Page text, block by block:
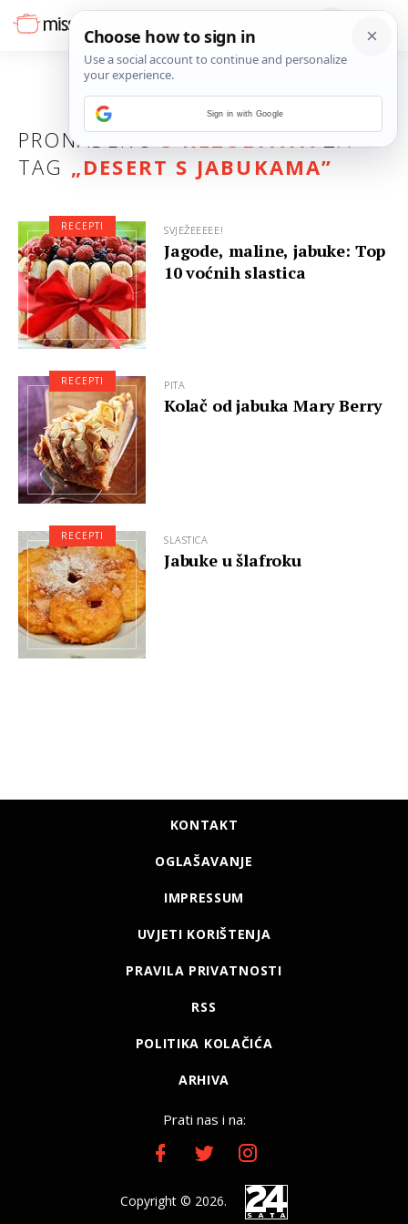
PRONAĐENO3 REZULTATAZA
TAG „DESERT S JABUKAMA”
SVJEŽEEEEE!
Jagode, maline, jabuke: Top
10 voćnih slastica
RECEPTI
PITA
Kolač od jabuka Mary Berry
RECEPTI
SLASTICA
Jabuke u šlafroku
RECEPTI
KONTAKT
OGLAŠAVANJE
IMPRESSUM
UVJETI KORIŠTENJA
PRAVILA PRIVATNOSTI
RSS
POLITIKA KOLAČIĆA
ARHIVA
Prati nas i na:
Copyright © 2026.
Sign in with Google